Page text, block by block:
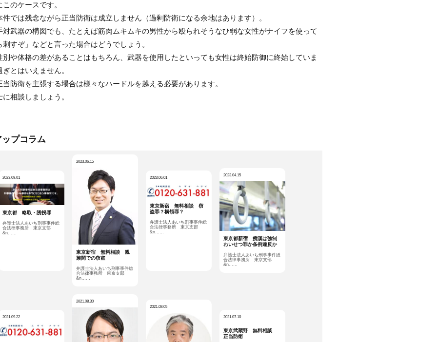
のケースです。
件では残念ながら正当防衛は成立しません（過剰防衛になる余地はあります）。
対武器の構図でも、たとえば筋肉ムキムキの男性から殴られそうなひ弱な女性がナイフを使って
すぞ」などと言った場合はどうでしょう。
別や体格の差があることはもちろん、武器を使用したといっても女性は終始防御に終始していま
とはいえません。
防衛を主張する場合は様々なハードルを越える必要があります。
相談しましょう。
プコラム
2023.09.01
東京都 略取・誘拐罪
弁護士法人あいち刑事事件総
合法律事務所 東京支部
&n……
2023.06.15
東京新宿 無料相談 親
族間での窃盗
弁護士法人あいち刑事事件総
合法律事務所 東京支部
&n……
2023.06.01
東京新宿 無料相談 窃
盗罪？横領罪？
弁護士法人あいち刑事事件総
合法律事務所 東京支部
&n……
2023.04.15
東京都新宿 痴漢は強制
わいせつ罪か条例違反か
弁護士法人あいち刑事事件総
合法律事務所 東京支部
&n……
2021.09.22
2021.08.30
2021.08.05
2021.07.10
東京武蔵野 無料相談
正当防衛